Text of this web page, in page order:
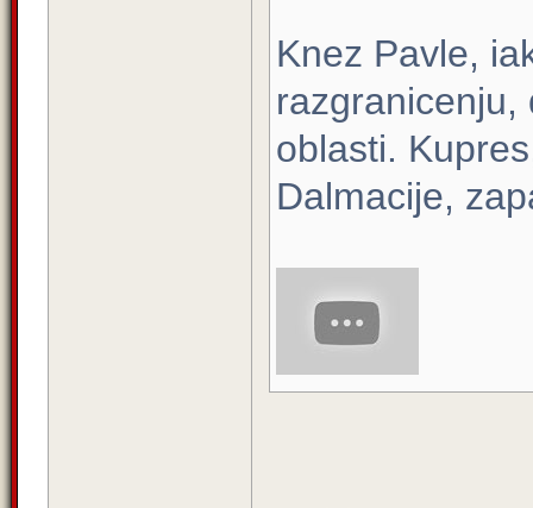
Knez Pavle,
razgranicenju,
oblasti.
Dalmacije,